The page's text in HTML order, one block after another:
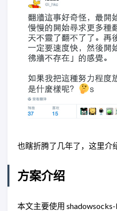
也瞎折腾了几年了，这里介
方案介绍
本文主要使用